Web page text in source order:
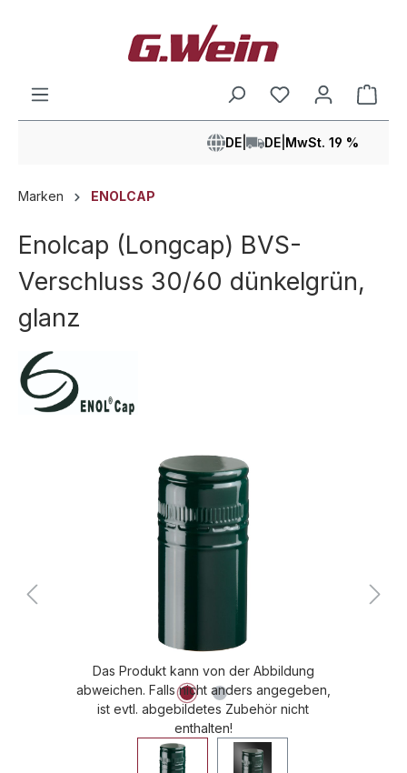
DE DE MwSt. 19 %
Marken ENOLCAP
Enolcap (Longcap) BVS-
Verschluss 30/60 dünkelgrün,
glanz
Bildergalerie überspringen
Das Produkt kann von der Abbildung
abweichen. Falls nicht anders angegeben,
ist evtl. abgebildetes Zubehör nicht
enthalten!